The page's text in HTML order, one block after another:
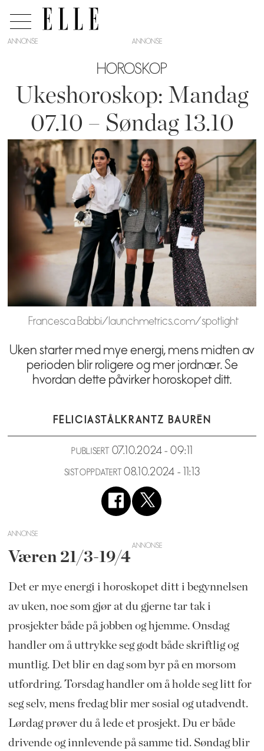
ANNONSE
HOROSKOP
Ukeshoroskop: Mandag
07.10 – Søndag 13.10
Francesca Babbi/launchmetrics.com/spotlight
Uken starter med mye energi, mens midten av
perioden blir roligere og mer jordnær. Se
hvordan dette påvirker horoskopet ditt.
FELICIASTÅLKRANTZ BAURÉN
PUBLISERT 07.10.2024 - 09:11
SIST OPPDATERT 08.10.2024 - 11:13
ANNONSE
Væren 21/3-19/4
Det er mye energi i horoskopet ditt i begynnelsen
av uken, noe som gjør at du gjerne tar tak i
prosjekter både på jobben og hjemme. Onsdag
handler om å uttrykke seg godt både skriftlig og
muntlig. Det blir en dag som byr på en morsom
utfordring. Torsdag handler om å holde seg litt for
seg selv, mens fredag blir mer sosial og utadvendt.
Lørdag prøver du å lede et prosjekt. Du er både
drivende og innlevende på samme tid. Søndag blir